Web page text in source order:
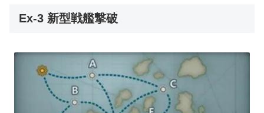
Ex-3 新型戦艦撃破